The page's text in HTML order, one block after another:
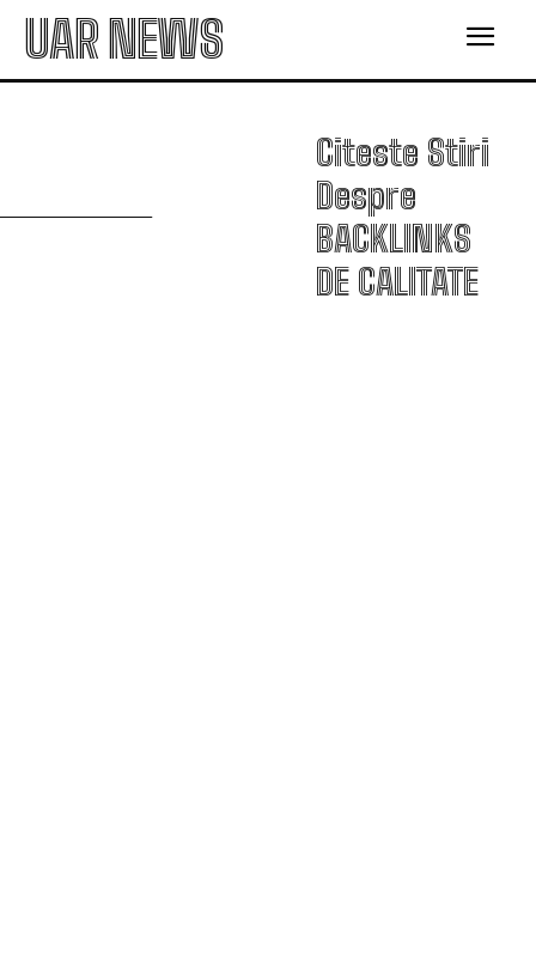
UAR NEWS
Citeste Stiri
Despre
BACKLINKS
DE CALITATE
B